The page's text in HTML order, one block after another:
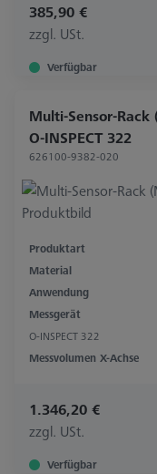
385,90 €
zzgl. USt.
Verfügbar
Multi-Sensor-Rack
O-INSPECT 322
626100-9382-020
Produktart
Material
Anwendung
Messgerät
O-INSPECT 322
Messvolumen X-Achse
1.346,20 €
zzgl. USt.
Verfügbar